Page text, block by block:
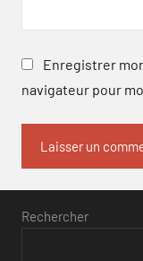
Enregistrer
navigateur pour
Rechercher